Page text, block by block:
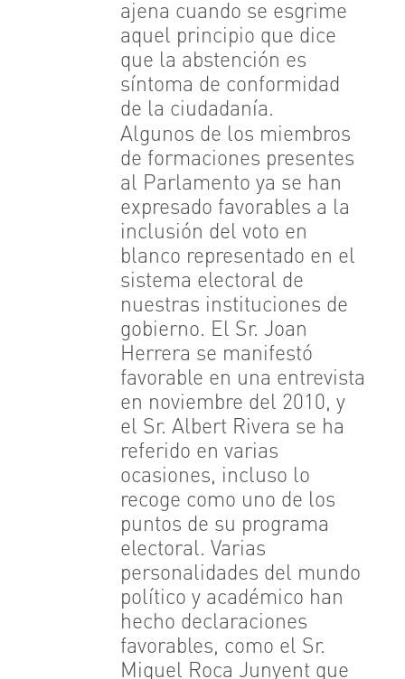
ajena cuando se esgrime
aquel principio que dice
que la abstención es
síntoma de conformidad
de la ciudadanía.
Algunos de los miembros
de formaciones presentes
al Parlamento ya se han
expresado favorables a la
inclusión del voto en
blanco representado en el
sistema electoral de
nuestras instituciones de
gobierno. El Sr. Joan
Herrera se manifestó
favorable en una entrevista
en noviembre del 2010, y
el Sr. Albert Rivera se ha
referido en varias
ocasiones, incluso lo
recoge como uno de los
puntos de su programa
electoral. Varias
personalidades del mundo
político y académico han
hecho declaraciones
favorables, como el Sr.
Miquel Roca Junyent que